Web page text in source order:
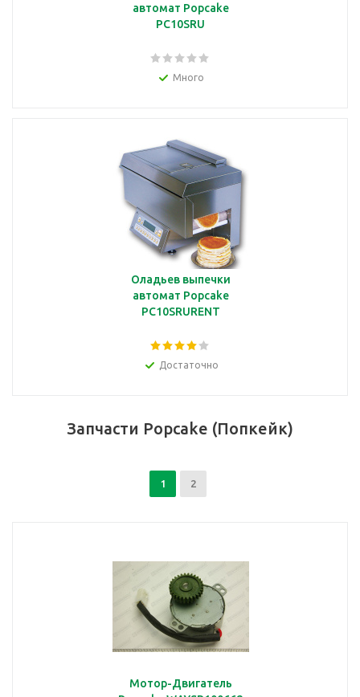
автомат Popcake
PC10SRU
Много
Оладьев выпечки
автомат Popcake
PC10SRURENT
Достаточно
Запчасти Popcake (Попкейк)
1 2
Мотор-Двигатель